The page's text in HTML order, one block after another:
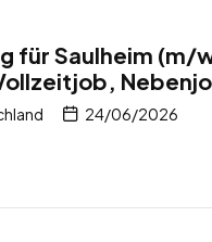
für Saulheim (m/
24/06/2026